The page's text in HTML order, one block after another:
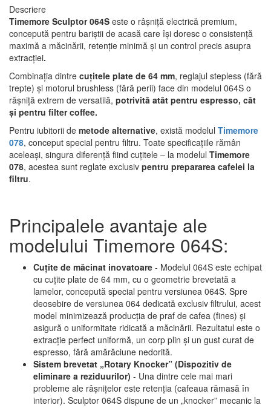
Descriere
Timemore Sculptor 064S este o râșniță electrică premium,
concepută pentru bariștii de acasă care își doresc o consistență
maximă a măcinării, retenție minimă și un control precis asupra
extracției.
Combinația dintre cuțitele plate de 64 mm, reglajul stepless (fără
trepte) și motorul brushless (fără perii) face din modelul 064S o
râșniță extrem de versatilă, potrivită atât pentru espresso, cât
și pentru filter coffee.
Pentru iubitorii de metode alternative, există modelul Timemore
078, conceput special pentru filtru. Toate specificațiile rămân
aceleași, singura diferență fiind cuțitele – la modelul Timemore
078, acestea sunt reglate exclusiv pentru prepararea cafelei la
filtru.
Principalele avantaje ale
modelului Timemore 064S:
Cuțite de măcinat inovatoare - Modelul 064S este echipat
cu cuțite plate de 64 mm, cu o geometrie brevetată a
lamelor, concepută special pentru versiunea 064S. Spre
deosebire de versiunea 064 dedicată exclusiv filtrului, acest
model minimizează producția de praf de cafea (fines) și
asigură o uniformitate ridicată a măcinării. Rezultatul este o
extracție perfect uniformă, un corp plin și un gust curat de
espresso, fără amărăciune nedorită.
Sistem brevetat „Rotary Knocker” (Dispozitiv de
eliminare a reziduurilor) - Una dintre cele mai mari
probleme ale râșnițelor este retenția (cafeaua rămasă în
interior). Sculptor 064S dispune de un „knocker” mecanic la